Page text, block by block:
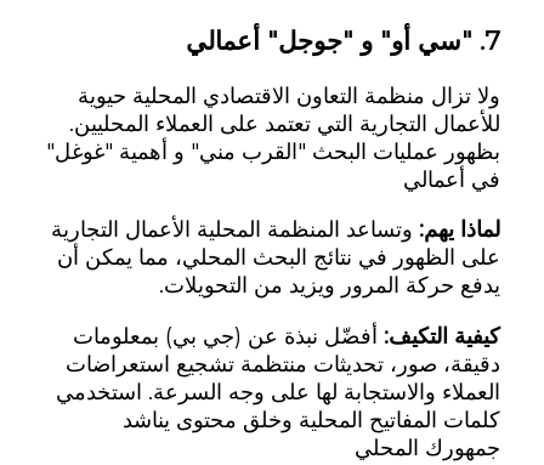
7. "سي أو" و "جوجل" أعمالي
ولا تزال منظمة التعاون الاقتصادي المحلية حيوية
للأعمال التجارية التي تعتمد على العملاء المحليين.
بظهور عمليات البحث "القرب مني" و أهمية "غوغل"
في أعمالي
لماذا يهم: وتساعد المنظمة المحلية الأعمال التجارية
على الظهور في نتائج البحث المحلي، مما يمكن أن
يدفع حركة المرور ويزيد من التحويلات.
كيفية التكيف: أفضّل نبذة عن (جي بي) بمعلومات
دقيقة، صور، تحديثات منتظمة تشجيع استعراضات
العملاء والاستجابة لها على وجه السرعة. استخدمي
كلمات المفاتيح المحلية وخلق محتوى يناشد
جمهورك المحلي